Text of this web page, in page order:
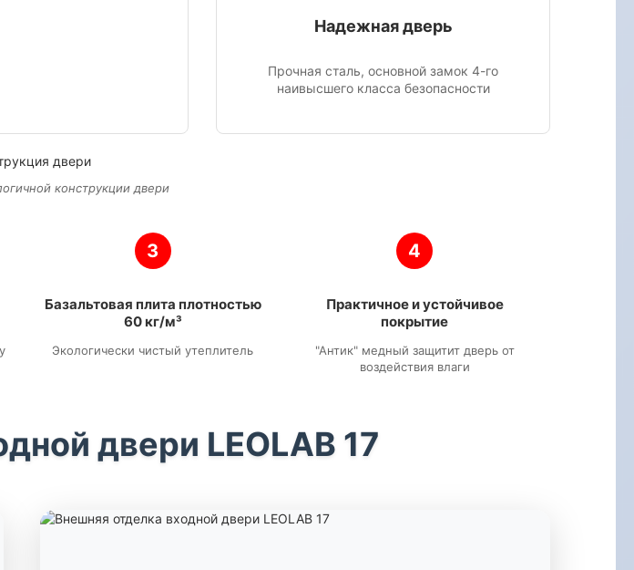
Надежная дверь
Прочная сталь, основной замок 4-го
наивысшего класса безопасности
конструкции двери
3
Базальтовая плита плотностью
60 кг/м³
Экологически чистый утеплитель
4
Практичное и устойчивое
покрытие
"Антик" медный защитит дверь от
воздействия влаги
двери LEOLAB 17